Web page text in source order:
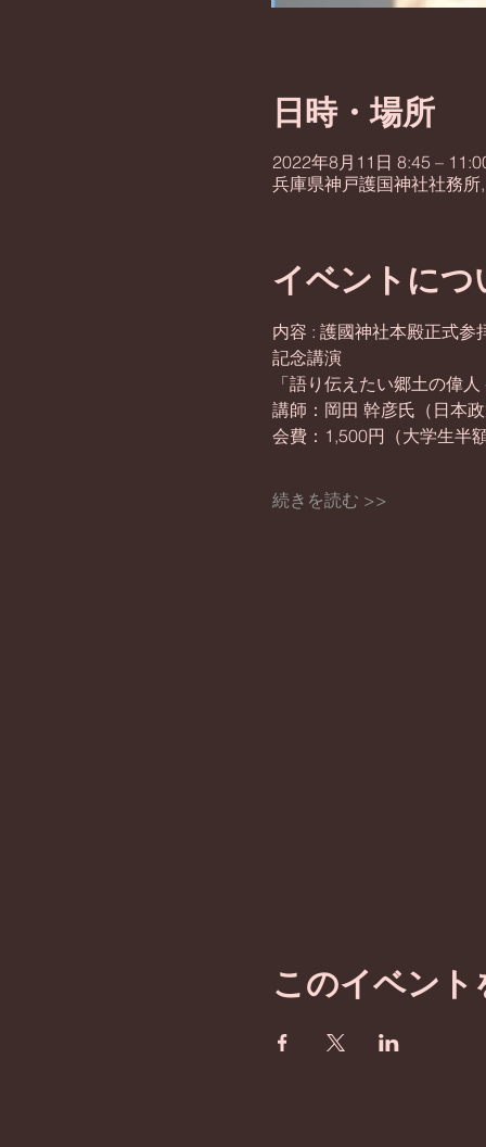
日時・場所
2022年8月11日 8:45 –
兵庫県神戸護国神社社務
イベントにつ
内容 : 護國神社本殿正式参
記念講演
「語り伝えたい郷土の偉
講師：岡田 幹彦氏（日本
会費：1,500円（大学生半
続きを読む >>
このイベント